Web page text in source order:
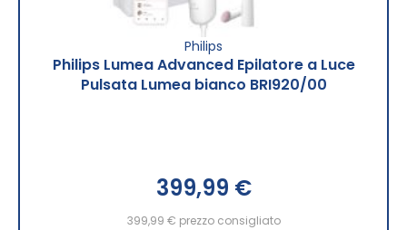
Philips
Philips Lumea Advanced Epilatore a Luce
Pulsata Lumea bianco BRI920/00
399,99 €
399,99 € prezzo consigliato